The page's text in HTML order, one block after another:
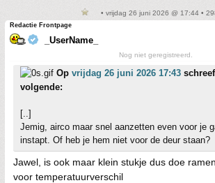
• vrijdag 26 juni 2026 @ 17:44 •
Redactie Frontpage
_UserName_
Nog niet geregistreerd.
Op vrijdag 26 juni 2026 17:43 schreef
volgende:
[..]
Jemig, airco maar snel aanzetten even voor je
instapt. Of heb je hem niet voor de deur staan?
Jawel, is ook maar klein stukje dus doe
voor temperatuurverschil